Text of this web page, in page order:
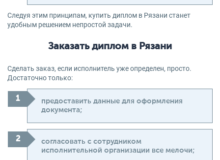
Следуя этим принципам, купить диплом в Рязани станет
удобным решением непростой задачи.
Заказать диплом в Рязани
Сделать заказ, если исполнитель уже определен, просто.
Достаточно только:
предоставить данные для оформления
документа;
согласовать с сотрудником
исполнительной организации все мелочи;